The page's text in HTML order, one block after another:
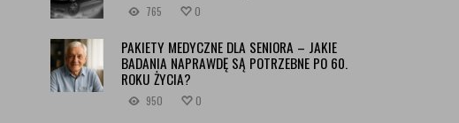
765 0
PAKIETY MEDYCZNE DLA SENIORA – JAKIE
BADANIA NAPRAWDĘ SĄ POTRZEBNE PO 60.
ROKU ŻYCIA?
950 0